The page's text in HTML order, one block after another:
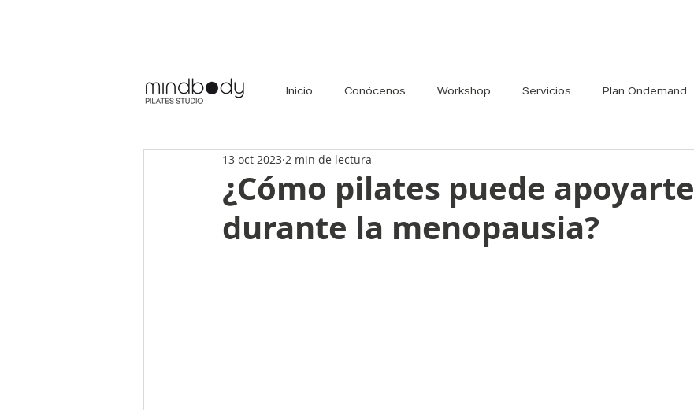
Inicio Conócenos Workshop Servicios Plan Ondemand
¿Cómo pilates puede apoyarte
durante la menopausia?
13 oct 2023 2 min de lectura